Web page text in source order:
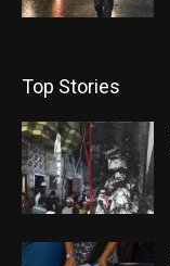
Top Stories